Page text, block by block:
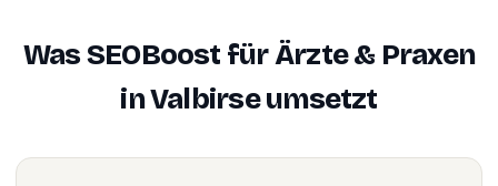
Was SEOBoost fürÄrzte & Praxen
inValbirseumsetzt